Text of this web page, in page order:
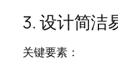
3. 设计简洁
关键要素：